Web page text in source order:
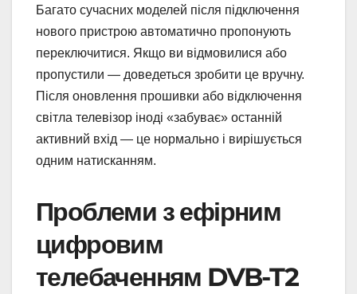
Багато сучасних моделей після підключення
нового пристрою автоматично пропонують
переключитися. Якщо ви відмовилися або
пропустили — доведеться зробити це вручну.
Після оновлення прошивки або відключення
світла телевізор іноді «забуває» останній
активний вхід — це нормально і вирішується
одним натисканням.
Проблеми з ефірним
цифровим
телебаченням DVB-T2